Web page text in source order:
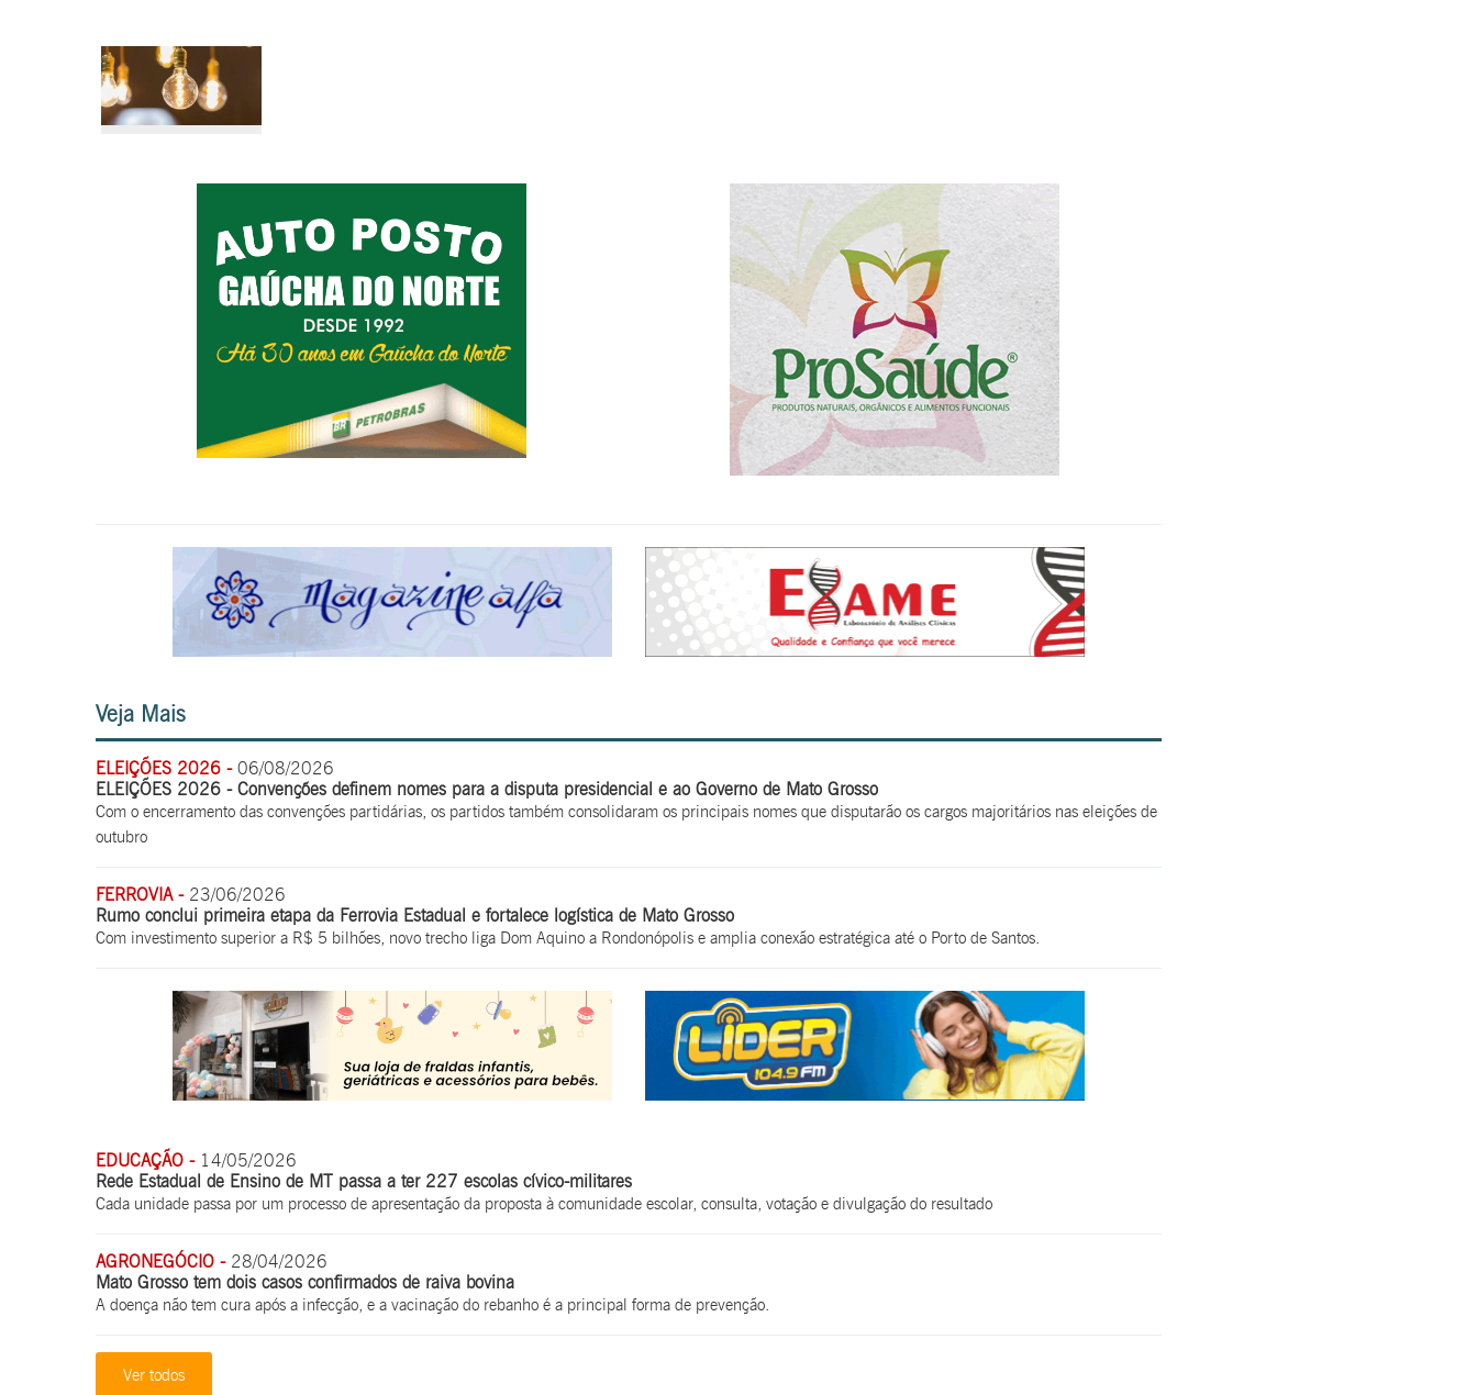
Veja Mais
ELEIÇÕES 2026 -06/08/2026
ELEIÇÕES 2026 - Convenções definem nomes para a disputa presidencial e ao Governo de Mato Grosso
Com o encerramento das convenções partidárias, os partidos também consolidaram os principais nomes que disputarão os cargos majoritários nas eleições de
outubro
FERROVIA -23/06/2026
Rumo conclui primeira etapa da Ferrovia Estadual e fortalece logística de Mato Grosso
Com investimento superior a R$ 5 bilhões, novo trecho liga Dom Aquino a Rondonópolis e amplia conexão estratégica até o Porto de Santos.
EDUCAÇÃO -14/05/2026
Rede Estadual de Ensino de MT passa a ter 227 escolas cívico-militares
Cada unidade passa por um processo de apresentação da proposta à comunidade escolar, consulta, votação e divulgação do resultado
AGRONEGÓCIO -28/04/2026
Mato Grosso tem dois casos confirmados de raiva bovina
A doença não tem cura após a infecção, e a vacinação do rebanho é a principal forma de prevenção.
Ver todos